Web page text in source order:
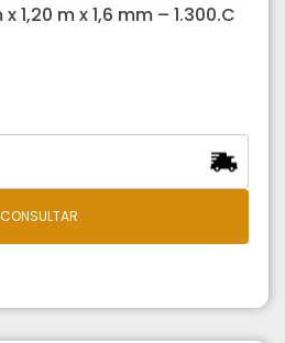
1,20 m x 1,6 mm – 1.300.C
CONSULTAR